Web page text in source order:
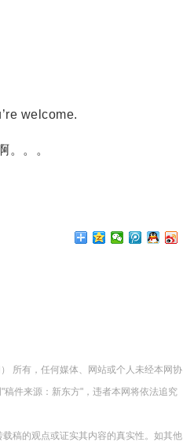
welcome.
。。
所有，任何媒体、网站或个人未经本网协
件来源：新东方"，违者本网将依法追究
稿的观点或证实其内容的真实性。如其他